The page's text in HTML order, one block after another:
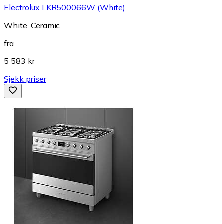
Electrolux LKR500066W (White)
White, Ceramic
fra
5 583 kr
Sjekk priser